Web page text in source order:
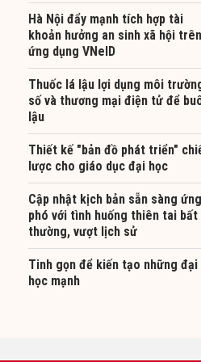
Hà Nội đẩy mạnh tích hợp tài
khoản hưởng an sinh xã hội trên
ứng dụng VNeID
Thuốc lá lậu lợi dụng môi
số và thương mại điện tử để
lậu
Thiết kế "bản đồ phát triển"
lược cho giáo dục đại học
Cập nhật kịch bản sẵn sàng ứng
phó với tình huống thiên tai bất
thường, vượt lịch sử
Tinh gọn để kiến tạo những đại
học mạnh